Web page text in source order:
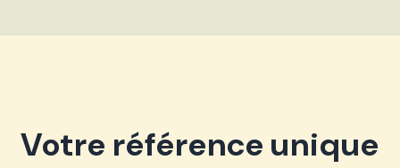
Votre référence unique